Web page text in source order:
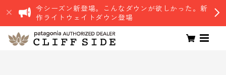
今シーズン新登場。こんなダウンが欲しかった。新
作ライトウェイトダウン登場